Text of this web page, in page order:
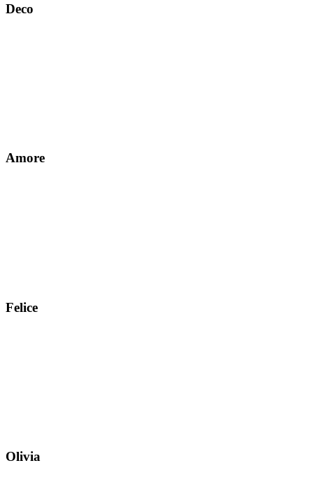
Deco
Аmore
Felice
Оlivia